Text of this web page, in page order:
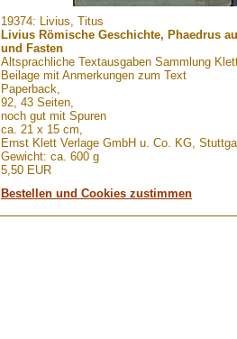
19374: Livius, Titus
Livius Römische Geschichte, Phaedrus
und Fasten
Altsprachliche Textausgaben Sammlung
Beilage mit Anmerkungen zum Text
Paperback,
92, 43 Seiten,
noch gut mit Spuren
ca. 21 x 15 cm,
Ernst Klett Verlage GmbH u. Co. KG,
Gewicht: ca. 600 g
5,50 EUR
Bestellen und Cookies zustimmen